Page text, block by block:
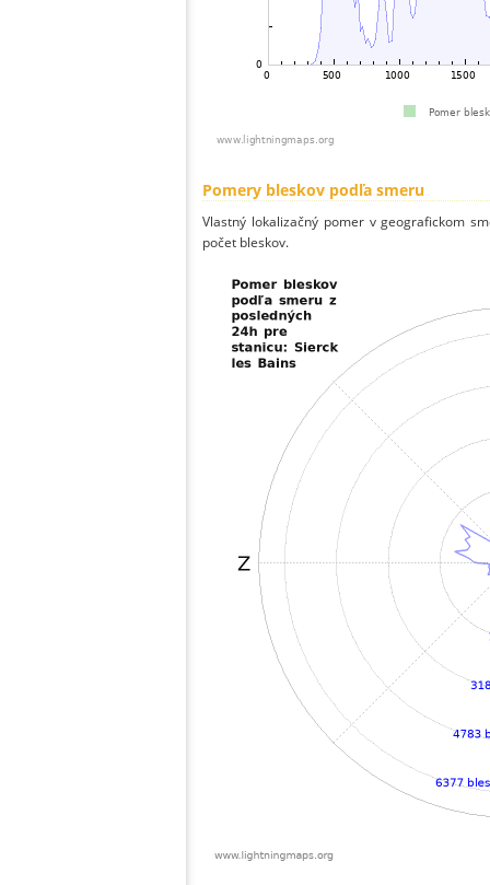
Pomery bleskov podľa smeru
Vlastný lokalizačný pomer v geografickom
počet bleskov.